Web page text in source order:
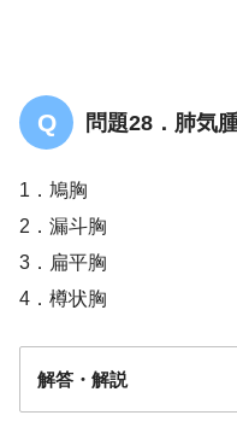
問題28．肺気
1．鳩胸
2．漏斗胸
3．扁平胸
4．樽状胸
解答・解説